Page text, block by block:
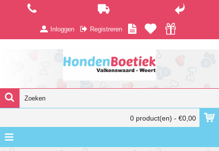
Inloggen Registreren
0 product(en) - €0,00